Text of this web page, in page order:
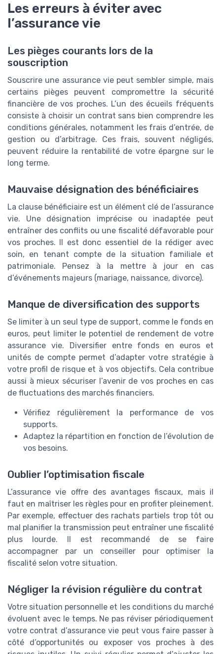
Les erreurs à éviter avec
l’assurance vie
Les pièges courants lors de la
souscription
Souscrire une assurance vie peut sembler simple, mais
certains pièges peuvent compromettre la sécurité
financière de vos proches. L’un des écueils fréquents
consiste à choisir un contrat sans bien comprendre les
conditions générales, notamment les frais d’entrée, de
gestion ou d’arbitrage. Ces frais, souvent négligés,
peuvent réduire la rentabilité de votre épargne sur le
long terme.
Mauvaise désignation des bénéficiaires
La clause bénéficiaire est un élément clé de l’assurance
vie. Une désignation imprécise ou inadaptée peut
entraîner des conflits ou une fiscalité défavorable pour
vos proches. Il est donc essentiel de la rédiger avec
soin, en tenant compte de la situation familiale et
patrimoniale. Pensez à la mettre à jour en cas
d’événements majeurs (mariage, naissance, divorce).
Manque de diversification des supports
Se limiter à un seul type de support, comme le fonds en
euros, peut limiter le potentiel de rendement de votre
assurance vie. Diversifier entre fonds en euros et
unités de compte permet d’adapter votre stratégie à
votre profil de risque et à vos objectifs. Cela contribue
aussi à mieux sécuriser l’avenir de vos proches en cas
de fluctuations des marchés financiers.
Vérifiez régulièrement la performance de vos
supports.
Adaptez la répartition en fonction de l’évolution de
vos besoins.
Oublier l’optimisation fiscale
L’assurance vie offre des avantages fiscaux, mais il
faut en maîtriser les règles pour en profiter pleinement.
Par exemple, effectuer des rachats partiels trop tôt ou
mal planifier la transmission peut entraîner une fiscalité
plus lourde. Il est recommandé de se faire
accompagner par un conseiller pour optimiser la
fiscalité selon votre situation.
Négliger la révision régulière du contrat
Votre situation personnelle et les conditions du marché
évoluent avec le temps. Ne pas réviser périodiquement
votre contrat d’assurance vie peut vous faire passer à
côté d’opportunités ou exposer vos proches à des